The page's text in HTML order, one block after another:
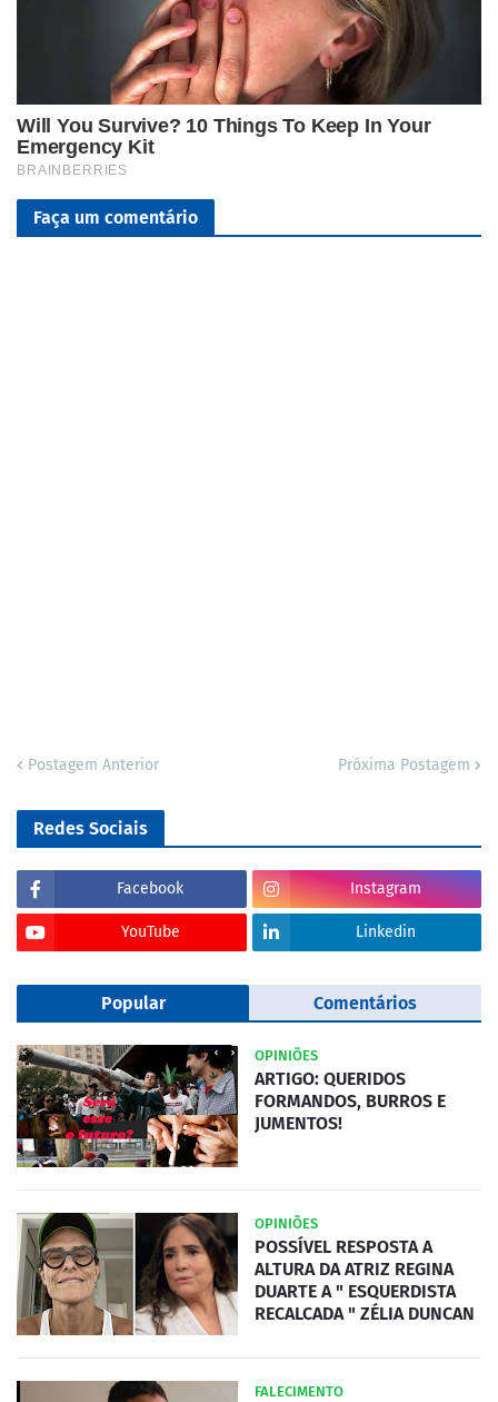
Faça um comentário
Postagem Anterior Próxima Postagem
Redes Sociais
Facebook Instagram
YouTube Linkedin
Popular Comentários
OPINIÕES
ARTIGO: QUERIDOS
FORMANDOS, BURROS E
JUMENTOS!
OPINIÕES
POSSÍVEL RESPOSTA A
ALTURA DA ATRIZ REGINA
DUARTE A " ESQUERDISTA
RECALCADA " ZÉLIA DUNCAN
FALECIMENTO